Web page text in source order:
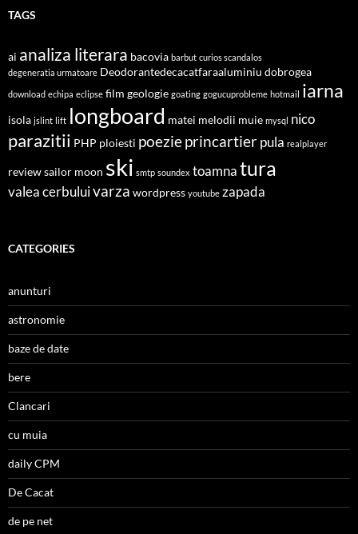
TAGS
ai analiza literara bacovia barbut curios scandalos
degeneratia urmatoare Deodorantedecacatfaraaluminiu dobrogea
download echipa eclipse film geologie goating gogucuprobleme hotmail iarna
isola jslint lift longboard matei melodii muie mysql nico
parazitii PHP ploiesti poezieprincartierpula realplayer
reviewsailor moon ski smtp soundex toamnatura
valea cerbuluivarza wordpress youtube zapada
CATEGORIES
anunturi
astronomie
baze de date
bere
Clancari
cu muia
daily CPM
De Cacat
de pe net